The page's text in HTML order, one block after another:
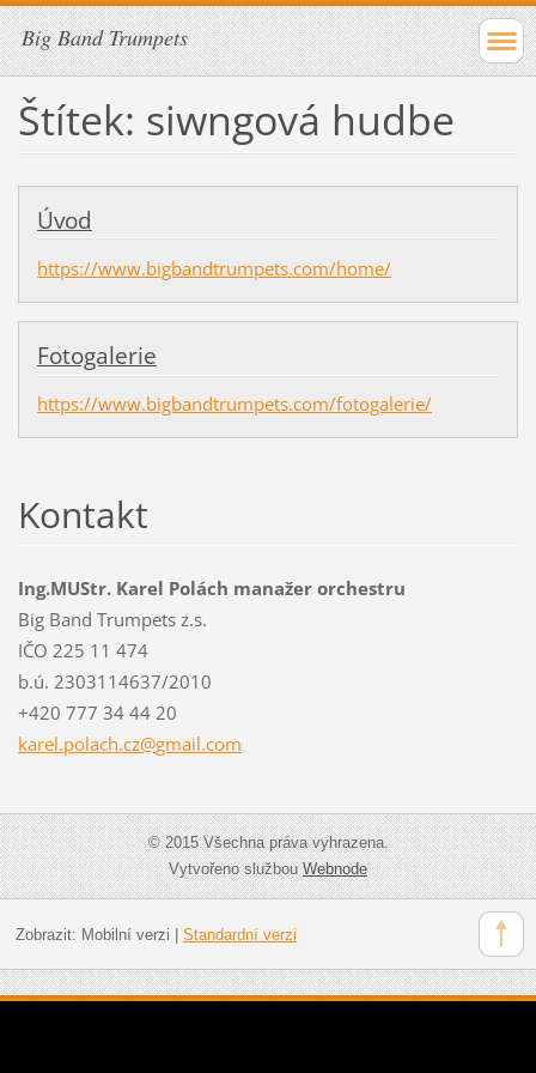
Big Band Trumpets
Štítek: siwngová hudbe
Úvod
https://www.bigbandtrumpets.com/home/
Fotogalerie
https://www.bigbandtrumpets.com/fotogalerie/
Kontakt
Ing.MUStr. Karel Polách manažer orchestru
Big Band Trumpets z.s.
IČO 225 11 474
b.ú. 2303114637/2010
+420 777 34 44 20
karel.polach.cz@gmail.com
© 2015 Všechna práva vyhrazena.
Vytvořeno službouWebnode
Zobrazit: Mobilní verzi Standardní verzi